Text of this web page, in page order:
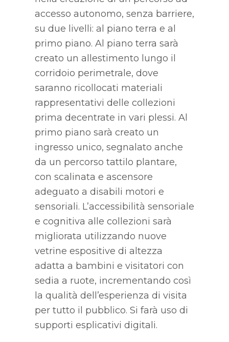
accesso autonomo, senza barriere,
su due livelli: al piano terra e al
primo piano. Al piano terra sarà
creato un allestimento lungo il
corridoio perimetrale, dove
saranno ricollocati materiali
rappresentativi delle collezioni
prima decentrate in vari plessi. Al
primo piano sarà creato un
ingresso unico, segnalato anche
da un percorso tattilo plantare,
con scalinata e ascensore
adeguato a disabili motori e
sensoriali. L’accessibilità sensoriale
e cognitiva alle collezioni sarà
migliorata utilizzando nuove
vetrine espositive di altezza
adatta a bambini e visitatori con
sedia a ruote, incrementando così
la qualità dell’esperienza di visita
per tutto il pubblico. Si farà uso di
supporti esplicativi digitali.